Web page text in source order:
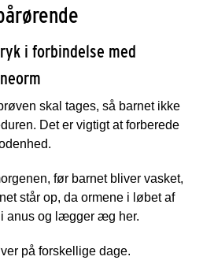
i forbindelse med
skal tages, så barnet ikke
Det er vigtigt at forberede
før barnet bliver vasket,
står op, da ormene i løbet af
anus og lægger æg her.
på forskellige dage.